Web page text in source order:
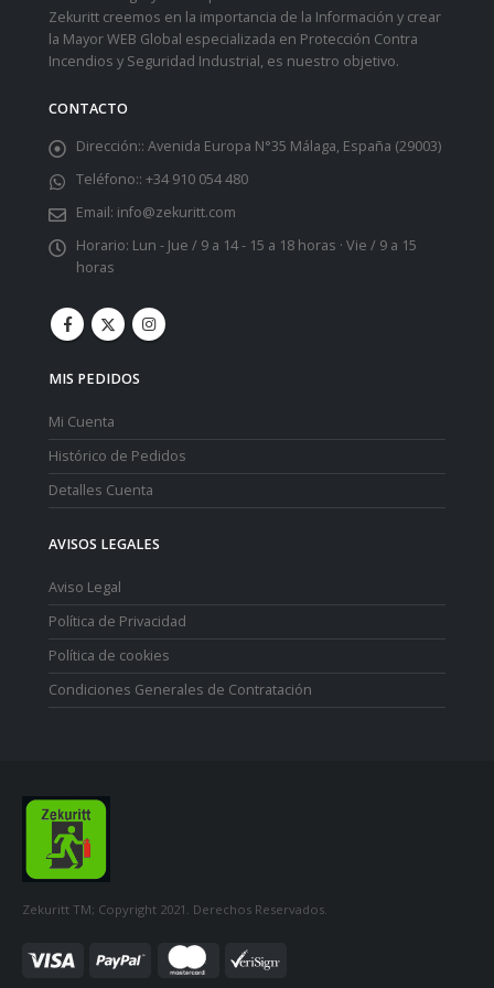
Zekuritt creemos en la importancia de la Información y crear
la Mayor WEB Global especializada en Protección Contra
Incendios y Seguridad Industrial, es nuestro objetivo.
CONTACTO
Dirección:: Avenida Europa N°35 Málaga, España (29003)
Teléfono:: +34 910 054 480
Email: info@zekuritt.com
Horario: Lun - Jue / 9 a 14 - 15 a 18 horas · Vie / 9 a 15
horas
MIS PEDIDOS
Mi Cuenta
Histórico de Pedidos
Detalles Cuenta
AVISOS LEGALES
Aviso Legal
Política de Privacidad
Política de cookies
Condiciones Generales de Contratación
Zekuritt TM; Copyright 2021. Derechos Reservados.